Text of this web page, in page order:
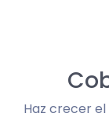
Haz crecer